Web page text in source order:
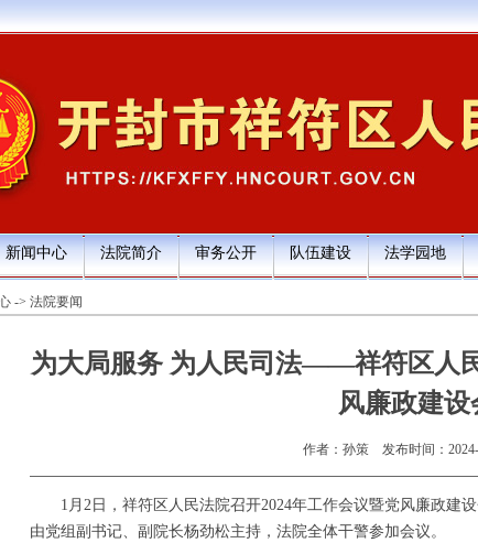
新闻中心 法院简介 审务公开 队伍建设 法学园地
-> 法院要闻
为大局服务 为人民司法——祥符区人
风廉政建设
作者：孙策 发布时间：
1月2日，祥符区人民法院召开2024年工作会议暨党风廉政建
由党组副书记、副院长杨劲松主持，法院全体干警参加会议。